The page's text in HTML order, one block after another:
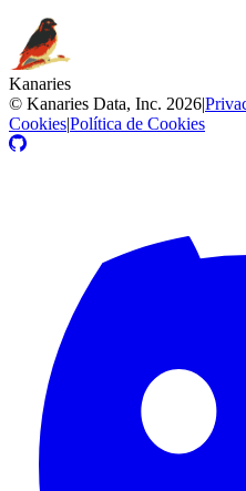
Kanaries
© Kanaries Data, Inc. 2026|
Cookies|Política de Cookies